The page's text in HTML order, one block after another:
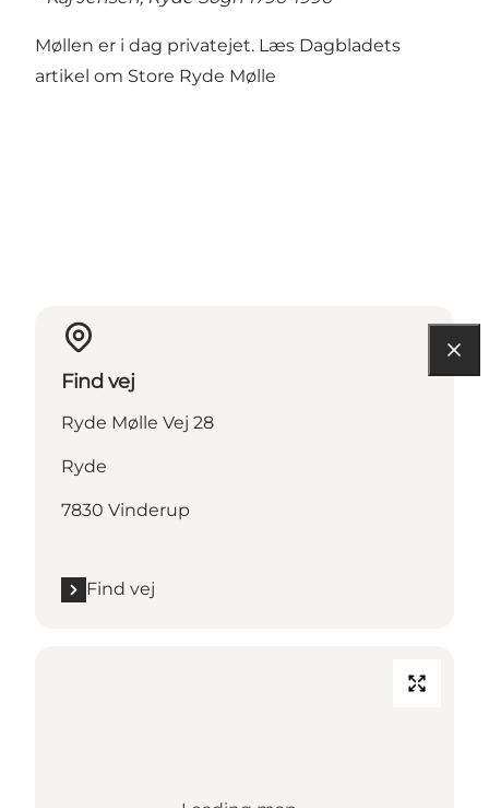
Møllen er i dag privatejet. Læs Dagbladets
artikel om Store Ryde Mølle
Find vej
Ryde Mølle Vej 28
Ryde
7830 Vinderup
Find vej